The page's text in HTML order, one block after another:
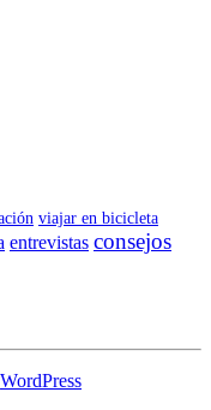
viajar en bicicleta
entrevistas consejos
WordPress